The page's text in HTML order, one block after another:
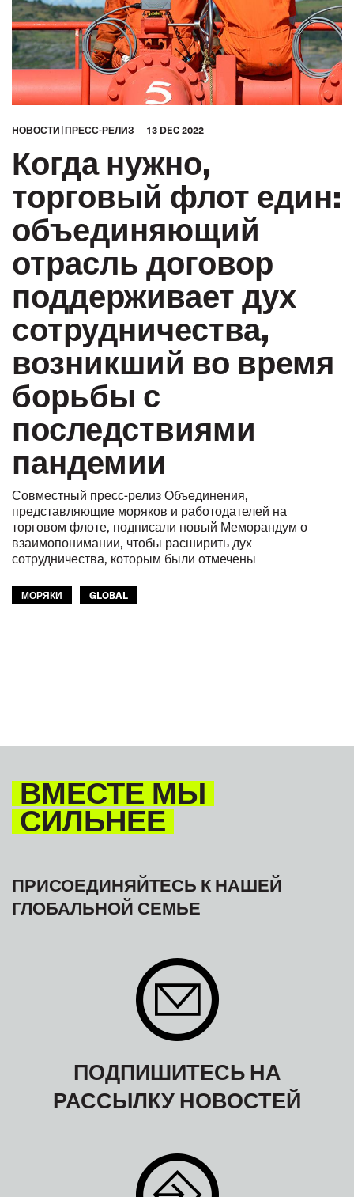
HОВОСТИ ПРЕСС-РЕЛИЗ 13 DEC 2022
Когда нужно,
торговый флот един:
объединяющий
отрасль договор
поддерживает дух
сотрудничества,
возникший во время
борьбы с
последствиями
пандемии
Совместный пресс-релиз Объединения,
представляющие моряков и работодателей на
торговом флоте, подписали новый Меморандум о
взаимопонимании, чтобы расширить дух
сотрудничества, которым были отмечены
МОРЯКИ GLOBAL
ВМЕСТЕ МЫ
СИЛЬНЕЕ
ПРИСОЕДИНЯЙТЕСЬ К НАШЕЙ
ГЛОБАЛЬНОЙ СЕМЬЕ
ПОДПИШИТЕСЬ НА
РАССЫЛКУ НОВОСТЕЙ